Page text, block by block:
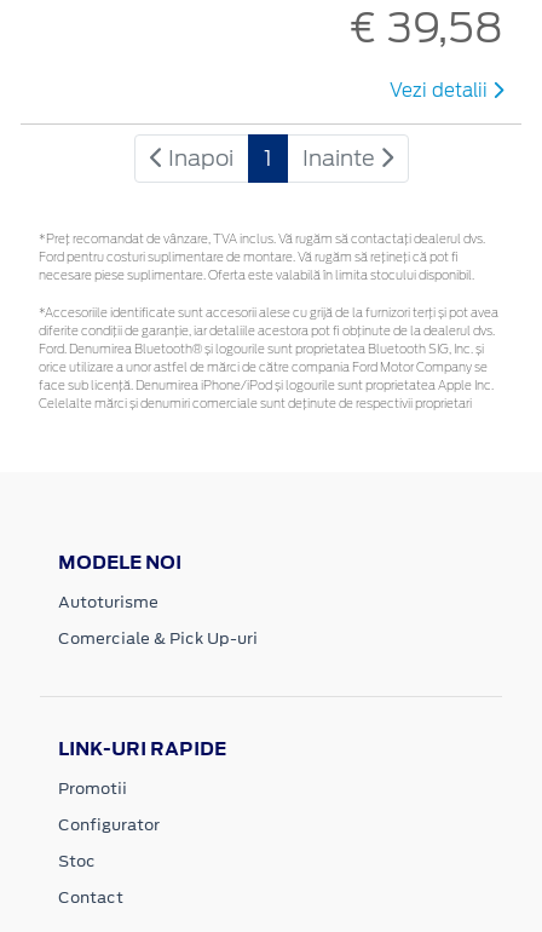
€ 39,58
Vezi detalii
Inapoi 1 Inainte
*Preţ recomandat de vânzare, TVA inclus. Vă rugăm să contactaţi dealerul dvs.
Ford pentru costuri suplimentare de montare. Vă rugăm să rețineți că pot fi
necesare piese suplimentare. Oferta este valabilă în limita stocului disponibil.
*Accesoriile identificate sunt accesorii alese cu grijă de la furnizori terți și pot avea
diferite condiții de garanție, iar detaliile acestora pot fi obținute de la dealerul dvs.
Ford. Denumirea Bluetooth® și logourile sunt proprietatea Bluetooth SIG, Inc. și
orice utilizare a unor astfel de mărci de către compania Ford Motor Company se
face sub licență. Denumirea iPhone/iPod și logourile sunt proprietatea Apple Inc.
Celelalte mărci și denumiri comerciale sunt deținute de respectivii proprietari
MODELE NOI
Autoturisme
Comerciale & Pick Up-uri
LINK-URI RAPIDE
Promotii
Configurator
Stoc
Contact